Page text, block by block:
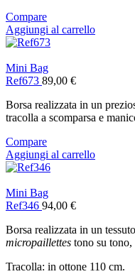
Compare
Aggiungi al carrello
Mini Bag
Ref673 89,00 €
Borsa realizzata in un
tracolla a scomparsa e
Compare
Aggiungi al carrello
Mini Bag
Ref346 94,00 €
Borsa realizzata in un
micropaillettes tono su tono,
Tracolla: in ottone 110 cm.